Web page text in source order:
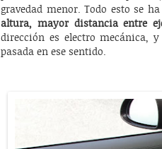
gravedad menor. Todo esto se
altura, mayor distancia entre
dirección es electro mecánica,
pasada en ese sentido.